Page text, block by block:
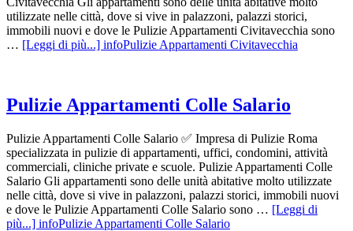
utilizzate nelle città, dove si vive in palazzoni, palazzi storici,
immobili nuovi e dove le Pulizie Appartamenti Civitavecchia sono
… [Leggi di più...] infoPulizie Appartamenti Civitavecchia
Pulizie Appartamenti Colle Salario
Pulizie Appartamenti Colle Salario ✅ Impresa di Pulizie Roma
specializzata in pulizie di appartamenti, uffici, condomini, attività
commerciali, cliniche private e scuole. Pulizie Appartamenti Colle
Salario Gli appartamenti sono delle unità abitative molto utilizzate
nelle città, dove si vive in palazzoni, palazzi storici, immobili nuovi
e dove le Pulizie Appartamenti Colle Salario sono … [Leggi di
più...] infoPulizie Appartamenti Colle Salario